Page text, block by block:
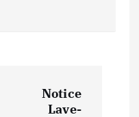
Notice
Lave-